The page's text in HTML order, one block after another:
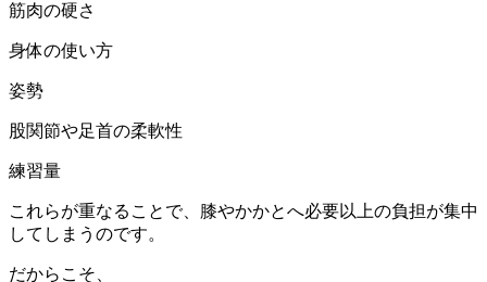
筋肉の硬さ
身体の使い方
姿勢
股関節や足首の柔軟性
練習量
これらが重なることで、膝やかかとへ必要以上の負担が集中
してしまうのです。
だからこそ、